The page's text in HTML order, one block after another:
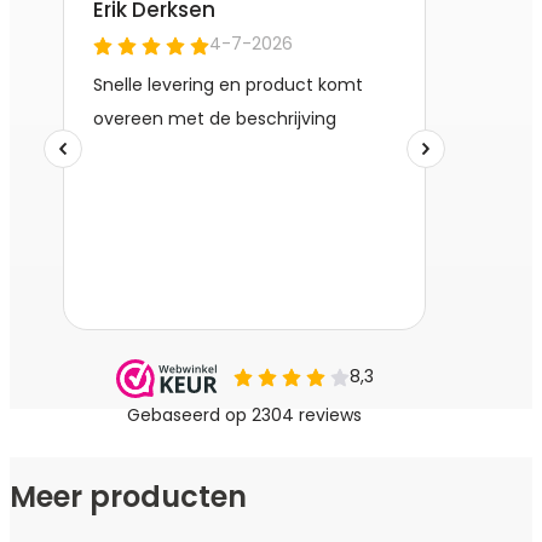
Wij van BENS Bureaustoelen geven 5 jaar garantie op al
onze modellen. Zelfs na deze garantietermijn bent u ervan
verzekerd dat u nog jaren met veel plezier gebruik kan
maken van een bureaustoel die niet kraakt, piept of
werk met meer plezier!
De belangrijkste eigenschappen en voordelen op een rij;
– De in zwart gestoffeerde zitting biedt ultiem
comfort en ondersteuning, zelfs tijdens de lange
Meer producten